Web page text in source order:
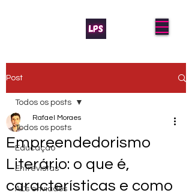
Post
Todos os posts
Educação
Entrevistas
AL's enviados
Todos os posts
Empreendedorismo
Literário: o que é,
características e como
Rafael Moraes